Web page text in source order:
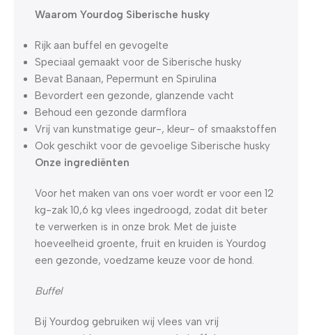
Waarom Yourdog Siberische husky
Rijk aan buffel en gevogelte
Speciaal gemaakt voor de Siberische husky
Bevat Banaan, Pepermunt en Spirulina
Bevordert een gezonde, glanzende vacht
Behoud een gezonde darmflora
Vrij van kunstmatige geur-, kleur- of smaakstoffen
Ook geschikt voor de gevoelige Siberische husky
Onze ingrediënten
Voor het maken van ons voer wordt er voor een 12
kg-zak 10,6 kg vlees ingedroogd, zodat dit beter
te verwerken is in onze brok. Met de juiste
hoeveelheid groente, fruit en kruiden is Yourdog
een gezonde, voedzame keuze voor de hond.
Buffel
Bij Yourdog gebruiken wij vlees van vrij